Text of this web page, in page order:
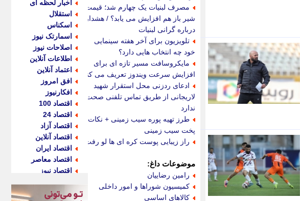
مصرف لبنیات یک چهارم شد؛ قیمت
شیر باز هم افزایش می یابد؟ / هشدار
درباره گرانی لبنیات
تلویزیون برای آخر هفته سینمایی
خود چه انتخاب هایی دارد؟
مایکروسافت مسیر تازه ای برای
افزایش سرعت ویندوز تعریف می کند
ادعای ردزنی محل استقرار شهید
لاریجانی از طریق تماس تلفنی صحت
ندارد
طرز تهیه پوره سیب زمینی + نکات
پخت سیب زمینی
راز زیبایی پوست کره ای ها لو رفت!
موضوعات داغ:
رامین رضاییان
کمیسیون شوراها و امور داخلی
کالاهای اساسی
اخبار لحظه ای
استقلال
اسکناس
اسمارتک نیوز
اصلاحات نیوز
اطلاعات آنلاین
اعتماد آنلاین
افق امروز
افکارنیوز
اقتصاد 100
اقتصاد 24
اقتصاد آزاد
اقتصاد آنلاین
اقتصاد ایران
اقتصاد معاصر
اقتصاد نیوز
اکوفارس